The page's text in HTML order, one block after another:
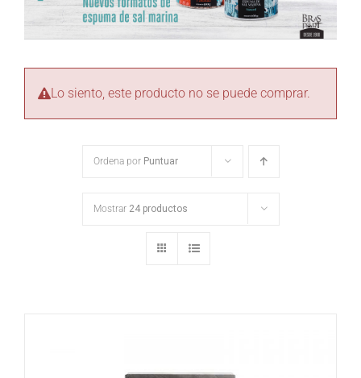
Lo siento, este producto no se puede comprar.
Ordena por Puntuar
Mostrar 24 productos